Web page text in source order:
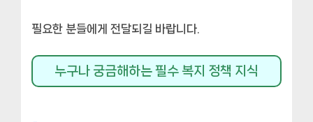
필요한 분들에게 전달되길 바랍니다.
누구나 궁금해하는 필수 복지 정책 지식